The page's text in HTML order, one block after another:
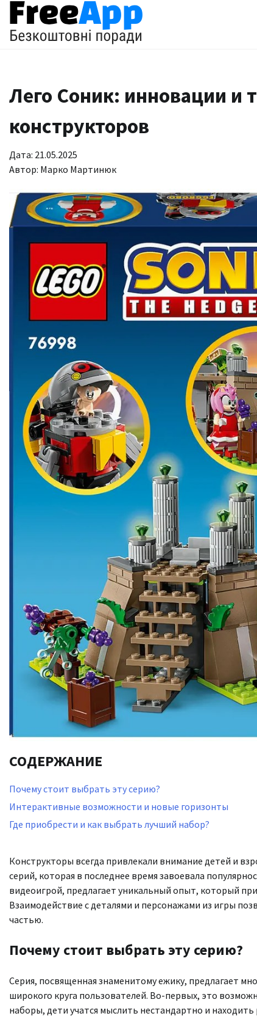
Перейти
до
вмісту
Лего Соник: инновации и
конструкторов
Дата: 21.05.2025
Автор: Марко Мартинюк
СОДЕРЖАНИЕ
Почему стоит выбрать эту серию?
Интерактивные возможности и новые горизонты
Где приобрести и как выбрать лучший набор?
Конструкторы всегда привлекали внимание детей и
серий, которая в последнее время завоевала
видеоигрой, предлагает уникальный опыт, который
Взаимодействие с деталями и персонажами из игры
частью.
Почему стоит выбрать эту серию?
Серия, посвященная знаменитому ежику, предлагает
широкого круга пользователей. Во-первых, это
наборы, дети учатся мыслить нестандартно и